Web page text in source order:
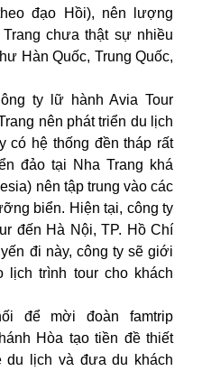
đạo Hồi), nên lượng
chưa thật sự nhiều
Hàn Quốc, Trung Quốc,
ty lữ hành Avia Tour
nên phát triển du lịch
có hệ thống đền tháp rất
đảo tại Nha Trang khá
nên tập trung vào các
biển. Hiện tại, công ty
đến Hà Nội, TP. Hồ Chí
đi này, công ty sẽ giới
lịch trình tour cho khách
để mời đoàn famtrip
Hòa tạo tiền đề thiết
du lịch và đưa du khách